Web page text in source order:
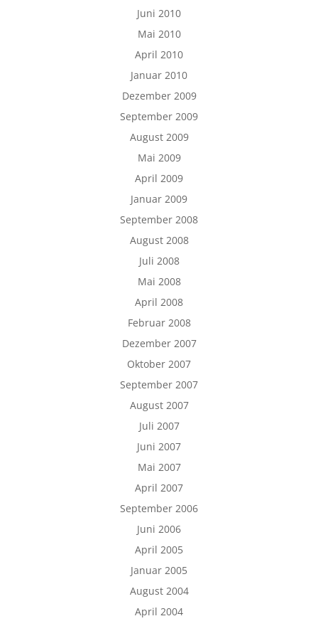
Juni 2010
Mai 2010
April 2010
Januar 2010
Dezember 2009
September 2009
August 2009
Mai 2009
April 2009
Januar 2009
September 2008
August 2008
Juli 2008
Mai 2008
April 2008
Februar 2008
Dezember 2007
Oktober 2007
September 2007
August 2007
Juli 2007
Juni 2007
Mai 2007
April 2007
September 2006
Juni 2006
April 2005
Januar 2005
August 2004
April 2004